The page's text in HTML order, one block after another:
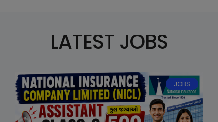
LATEST JOBS
JOBS